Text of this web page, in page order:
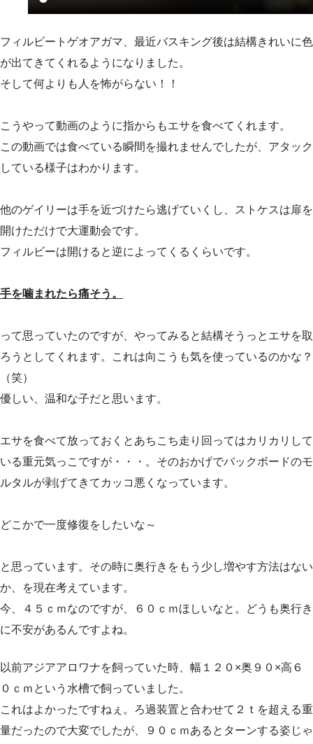
フィルビートゲオアガマ、最近バスキング後は結構きれいに色
が出てきてくれるようになりました。
そして何よりも人を怖がらない！！
こうやって動画のように指からもエサを食べてくれます。
この動画では食べている瞬間を撮れませんでしたが、アタック
している様子はわかります。
他のゲイリーは手を近づけたら逃げていくし、ストケスは扉を
開けただけで大運動会です。
フィルビーは開けると逆によってくるくらいです。
手を噛まれたら痛そう。
って思っていたのですが、やってみると結構そうっとエサを取
ろうとしてくれます。これは向こうも気を使っているのかな？
（笑）
優しい、温和な子だと思います。
エサを食べて放っておくとあちこち走り回ってはカリカリして
いる重元気っこですが・・・。そのおかげでバックボードのモ
ルタルが剥げてきてカッコ悪くなっています。
どこかで一度修復をしたいな～
と思っています。その時に奥行きをもう少し増やす方法はない
か、を現在考えています。
今、４５ｃｍなのですが、６０ｃｍほしいなと。どうも奥行き
に不安があるんですよね。
以前アジアアロワナを飼っていた時、幅１２０×奥９０×高６
０ｃｍという水槽で飼っていました。
これはよかったですねぇ。ろ過装置と合わせて２ｔを超える重
量だったので大変でしたが、９０ｃｍあるとターンする姿じゃ